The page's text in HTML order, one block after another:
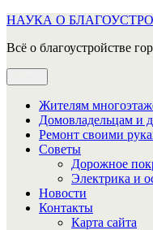
Перейти
содержимому
НАУКА О
Всё о благоустройстве
Жителям
Домовладельцам и
Ремонт своими
Советы
Дорожное
Электрика и
Новости
Контакты
Карта сайта